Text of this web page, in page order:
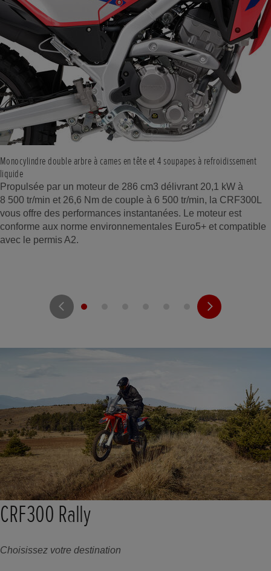
Monocylindre double arbre à cames en tête et 4 soupapes à refroidissement
liquide
Propulsée par un moteur de 286 cm3 délivrant 20,1 kW à
8 500 tr/min et 26,6 Nm de couple à 6 500 tr/min, la CRF300L
vous offre des performances instantanées. Le moteur est
conforme aux norme environnementales Euro5+ et compatible
avec le permis A2.
CRF300 Rally
Choisissez votre destination